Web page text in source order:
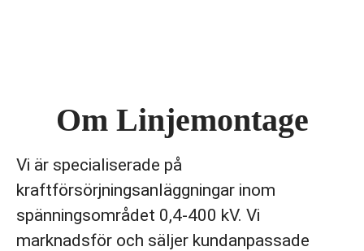
Om Linjemontage
Vi är specialiserade på
kraftförsörjningsanläggningar inom
spänningsområdet 0,4-400 kV. Vi
marknadsför och säljer kundanpassade